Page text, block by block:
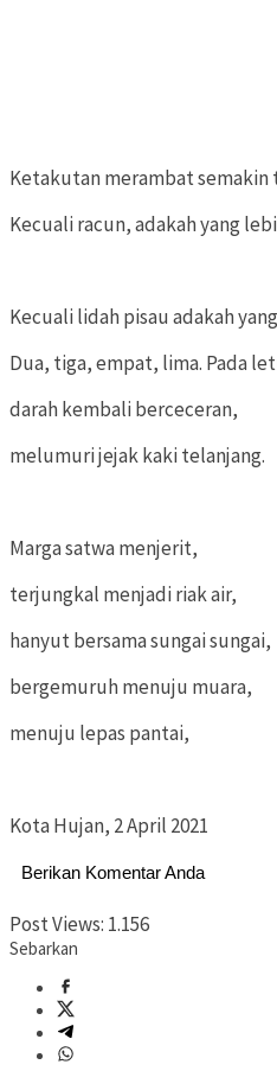
Ketakutan merambat
Kecuali racun, adakah yang
Kecuali lidah pisau adakah
Dua, tiga, empat, lima. Pada
darah kembali berceceran,
melumuri jejak kaki telanjang.
Marga satwa menjerit,
terjungkal menjadi riak air,
hanyut bersama sungai sungai,
bergemuruh menuju muara,
menuju lepas pantai,
Kota Hujan, 2 April 2021
Berikan Komentar Anda
Post Views: 1.156
Sebarkan